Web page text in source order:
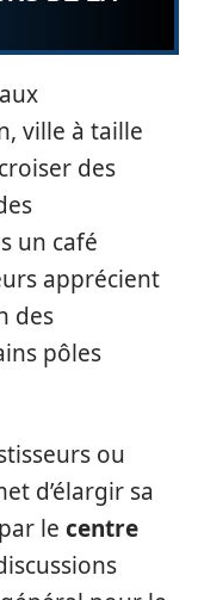
ville à taille
des
un café
apprécient
des
pôles
ou
d’élargir sa
le centre